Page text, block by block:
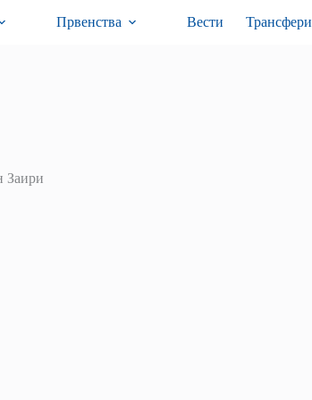
Првенства Вести Трансфери
Заири